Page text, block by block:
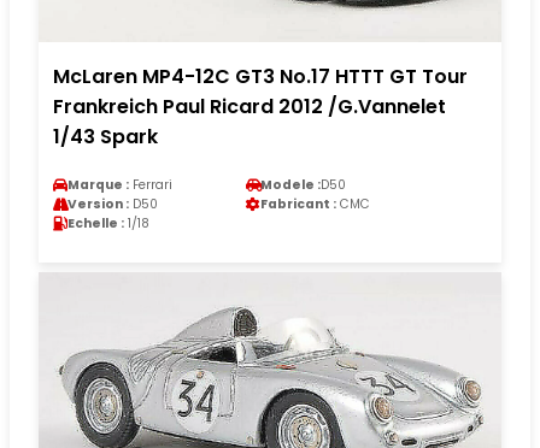
McLaren MP4-12C GT3 No.17 HTTT GT Tour
Frankreich Paul Ricard 2012 /G.Vannelet
1/43 Spark
Marque : Ferrari Modele :D50
Version : D50 Fabricant : CMC
Echelle : 1/18